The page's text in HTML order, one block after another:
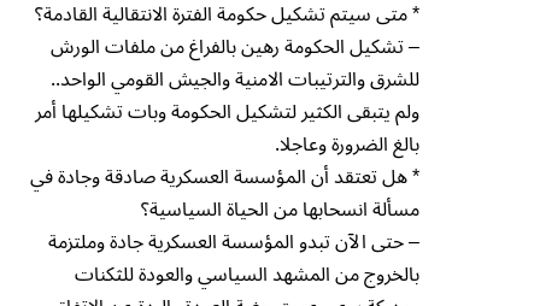
* متى سيتم تشكيل حكومة الفترة الانتقالية القادمة؟
– تشكيل الحكومة رهين بالفراغ من ملفات الورش
للشرق والترتيبات الامنية والجيش القومي الواحد..
ولم يتبقى الكثير لتشكيل الحكومة وبات تشكيلها أمر
بالغ الضرورة وعاجلا.
* هل تعتقد أن المؤسسة العسكرية صادقة وجادة في
مسألة انسحابها من الحياة السياسية؟
– حتى الآن تبدو المؤسسة العسكرية جادة وملتزمة
بالخروج من المشهد السياسي والعودة للثكنات